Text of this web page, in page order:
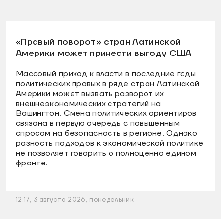
«Правый поворот» стран Латинской
Америки может принести выгоду США
Массовый приход к власти в последние годы
политических правых в ряде стран Латинской
Америки может вызвать разворот их
внешнеэкономических стратегий на
Вашингтон. Смена политических ориентиров
связана в первую очередь с повышенным
спросом на безопасность в регионе. Однако
разность подходов к экономической политике
не позволяет говорить о полноценно едином
фронте.
12:17, 3 августа 2026, понедельник